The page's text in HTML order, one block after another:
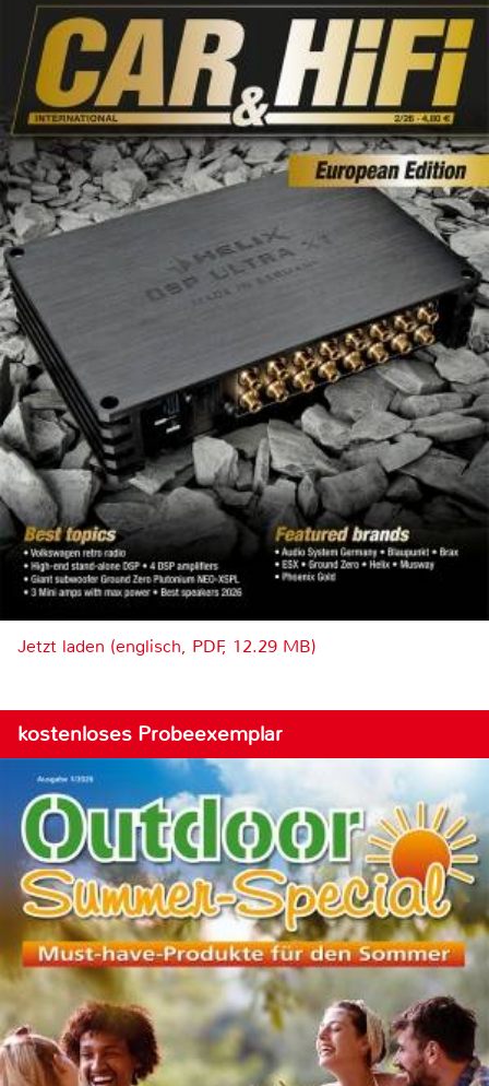
Jetzt laden (englisch, PDF, 12.29 MB)
kostenloses Probeexemplar